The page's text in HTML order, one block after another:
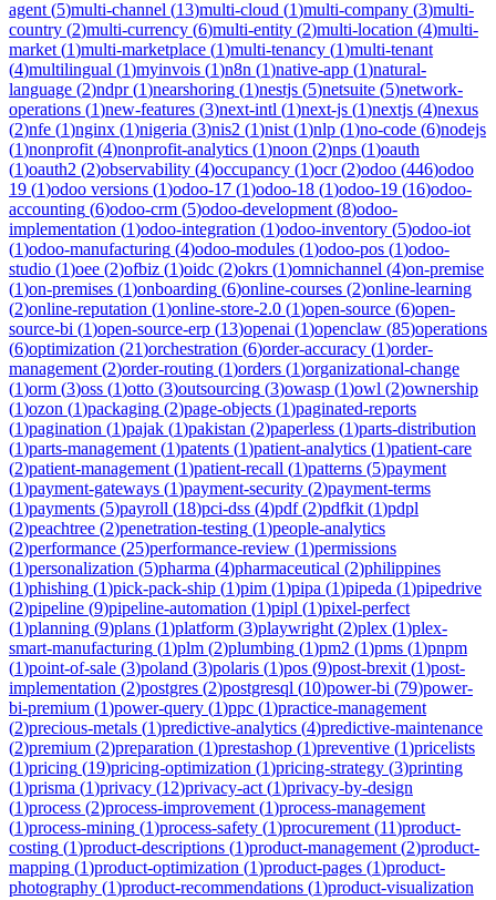
agent (5)multi-channel (13)multi-cloud (1)multi-company (3)multi-
country (2)multi-currency (6)multi-entity (2)multi-location (4)multi-
market (1)multi-marketplace (1)multi-tenancy (1)multi-tenant
(4)multilingual (1)myinvois (1)n8n (1)native-app (1)natural-
language (2)ndpr(1)nearshoring (1)nestjs (5)netsuite (5)network-
operations (1)new-features (3)next-intl (1)next-js (1)nextjs (4)nexus
(2)nfe (1)nginx (1)nigeria (3)nis2 (1)nist (1)nlp (1)no-code (6)nodejs
(1)nonprofit (4)nonprofit-analytics (1)noon (2)nps (1)oauth
(1)oauth2 (2)observability (4)occupancy (1)ocr(2)odoo (446)odoo
19 (1)odoo versions (1)odoo-17 (1)odoo-18 (1)odoo-19 (16)odoo-
accounting (6)odoo-crm (5)odoo-development (8)odoo-
implementation (1)odoo-integration (1)odoo-inventory (5)odoo-iot
(1)odoo-manufacturing (4)odoo-modules (1)odoo-pos (1)odoo-
studio (1)oee (2)ofbiz (1)oidc (2)okrs (1)omnichannel (4)on-premise
(1)on-premises (1)onboarding (6)online-courses (2)online-learning
(2)online-reputation (1)online-store-2.0 (1)open-source (6)open-
source-bi (1)open-source-erp (13)openai (1)openclaw (85)operations
(6)optimization (21)orchestration (6)order-accuracy (1)order-
management (2)order-routing (1)orders (1)organizational-change
(1)orm (3)oss (1)otto (3)outsourcing (3)owasp (1)owl (2)ownership
(1)ozon (1)packaging (2)page-objects (1)paginated-reports
(1)pagination (1)pajak (1)pakistan (2)paperless (1)parts-distribution
(1)parts-management (1)patents (1)patient-analytics (1)patient-care
(2)patient-management (1)patient-recall (1)patterns (5)payment
(1)payment-gateways (1)payment-security (2)payment-terms
(1)payments (5)payroll (18)pci-dss (4)pdf(2)pdfkit (1)pdpl
(2)peachtree (2)penetration-testing (1)people-analytics
(2)performance (25)performance-review (1)permissions
(1)personalization (5)pharma (4)pharmaceutical (2)philippines
(1)phishing (1)pick-pack-ship (1)pim (1)pipa (1)pipeda (1)pipedrive
(2)pipeline (9)pipeline-automation (1)pipl (1)pixel-perfect
(1)planning (9)plans (1)platform (3)playwright (2)plex (1)plex-
smart-manufacturing (1)plm (2)plumbing (1)pm2 (1)pms (1)pnpm
(1)point-of-sale (3)poland (3)polaris (1)pos (9)post-brexit (1)post-
implementation (2)postgres (2)postgresql (10)power-bi (79)power-
bi-premium (1)power-query (1)ppc (1)practice-management
(2)precious-metals (1)predictive-analytics (4)predictive-maintenance
(2)premium (2)preparation (1)prestashop (1)preventive (1)pricelists
(1)pricing (19)pricing-optimization (1)pricing-strategy (3)printing
(1)prisma (1)privacy (12)privacy-act (1)privacy-by-design
(1)process (2)process-improvement (1)process-management
(1)process-mining (1)process-safety (1)procurement (11)product-
costing (1)product-descriptions (1)product-management (2)product-
mapping (1)product-optimization (1)product-pages (1)product-
photography (1)product-recommendations (1)product-visualization